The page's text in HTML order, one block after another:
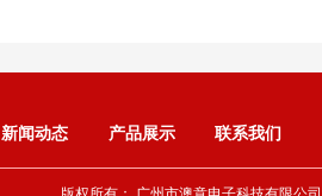
新闻动态 产品展示 联系我们